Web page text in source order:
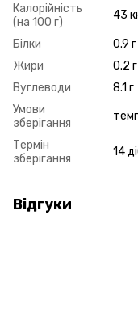
Калорійність
(на 100 г)
43
Білки
0.9 г
Жири
0.2 г
Вуглеводи
8.1 г
Умови
зберігання
Термін
зберігання
14
Відгуки